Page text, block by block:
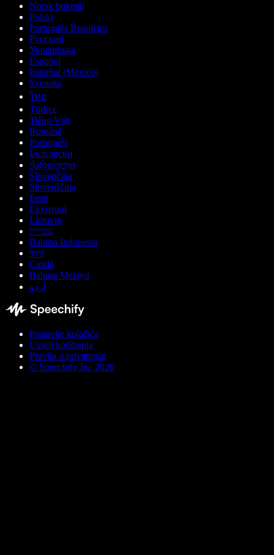
Norsk bokmål
Polski
Português Brasileiro
Русский
Українська
Español
Español (México)
Svenska
ไทย
Türkçe
Tiếng Việt
Română
Português
Български
ქართული
Slovenčina
Slovenščina
Eesti
Ελληνικά
Lietuvių
עברית
Bahasa Indonesia
বাংলা
Català
Bahasa Melayu
اردو
Postavke kolačića
Uvjeti korištenja
Pravila o privatnosti
© Speechify Inc 2026